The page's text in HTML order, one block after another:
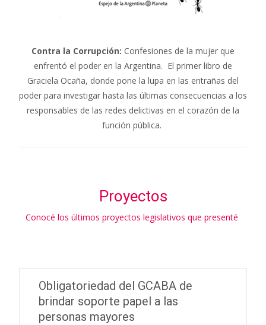
Contra la Corrupción: Confesiones de la mujer que
enfrentó el poder en la Argentina. El primer libro de
Graciela Ocaña, donde pone la lupa en las entrañas del
poder para investigar hasta las últimas consecuencias a los
responsables de las redes delictivas en el corazón de la
función pública.
Proyectos
Conocé los últimos proyectos legislativos que presenté
Obligatoriedad del GCABA de
brindar soporte papel a las
personas mayores